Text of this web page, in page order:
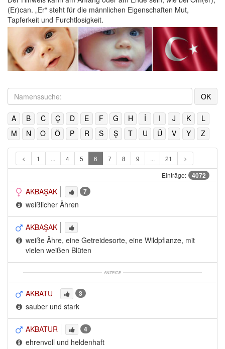
(Er)can. „Er“ steht für die männlichen Eigenschaften Mut,
Tapferkeit und Furchtlosigkeit.
A B C Ç D E F G H İ I J K
L
M
N O Ö P R S Ş T U Ü V Y Z
1 ... 4 5 6 7 8 9 ...
21
Einträge:
4072
AKBAŞAK 7
weißlicher Ähren
AKBAŞAK
weiße Ähre, eine Getreidesorte, eine Wildpflanze, mit
vielen weißen Blüten
ANZEIGE
AKBATU 3
sauber und stark
AKBATUR 4
ehrenvoll und heldenhaft